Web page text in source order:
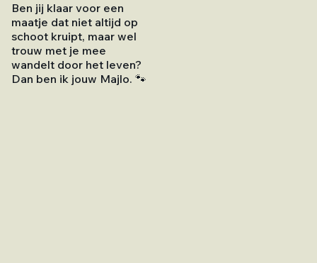
Ben jij klaar voor een
maatje dat niet altijd op
schoot kruipt, maar wel
trouw met je mee
wandelt door het leven?
Dan ben ik jouw Majlo. 🐾